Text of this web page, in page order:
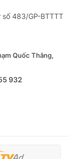
483/GP-BTTTT
Quốc Thắng,
932